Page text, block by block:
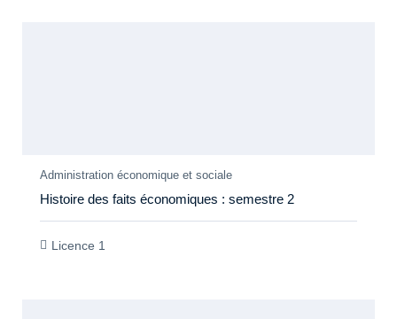
Administration économique et sociale
Histoire des faits économiques : semestre 2
Licence 1